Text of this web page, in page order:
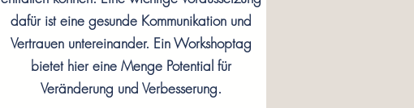
dafür ist eine gesunde Kommunikation und
Vertrauen untereinander. Ein Workshoptag
bietet hier eine Menge Potential für
Veränderung und Verbesserung.